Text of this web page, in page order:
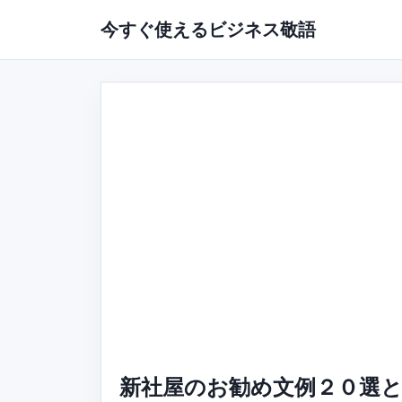
今すぐ使えるビジネス敬語
新社屋のお勧め文例２０選